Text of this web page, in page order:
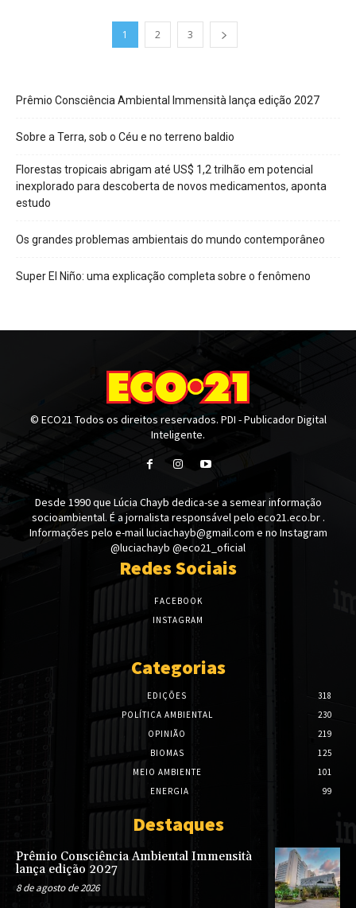
1 2 3
Prêmio Consciência Ambiental Immensità lança edição 2027
Sobre a Terra, sob o Céu e no terreno baldio
Florestas tropicais abrigam até US$ 1,2 trilhão em potencial
inexplorado para descoberta de novos medicamentos, aponta
estudo
Os grandes problemas ambientais do mundo contemporâneo
Super El Niño: uma explicação completa sobre o fenômeno
© ECO21 Todos os direitos reservados. PDI - Publicador Digital
Inteligente.
Desde 1990 que Lúcia Chayb dedica-se a semear informação
socioambiental. É a jornalista responsável pelo eco21.eco.br .
Informações pelo e-mail luciachayb@gmail.com e no Instagram
@luciachayb @eco21_oficial
Redes Sociais
FACEBOOK
INSTAGRAM
Categorias
EDIÇÕES
318
POLÍTICA AMBIENTAL
230
OPINIÃO
219
BIOMAS
125
MEIO AMBIENTE
101
ENERGIA
99
Destaques
Prêmio Consciência Ambiental Immensità
lança edição 2027
8 de agosto de 2026